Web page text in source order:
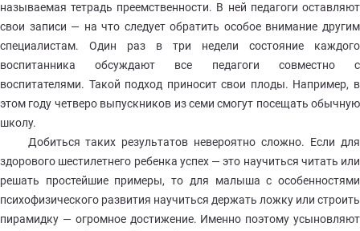
называемая тетрадь преемственности. В ней педагоги оставляют
свои записи — на что следует обратить особое внимание другим
специалистам. Один раз в три недели состояние каждого
воспитанника обсуждают все педагоги совместно с
воспитателями. Такой подход приносит свои плоды. Например, в
этом году четверо выпускников из семи смогут посещать обычную
школу.
Добиться таких результатов невероятно сложно. Если для
здорового шестилетнего ребенка успех — это научиться читать или
решать простейшие примеры, то для малыша с особенностями
психофизического развития научиться держать ложку или строить
пирамидку — огромное достижение. Именно поэтому усыновляют